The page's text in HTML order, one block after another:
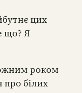
цих
що? Я
роком
про білих